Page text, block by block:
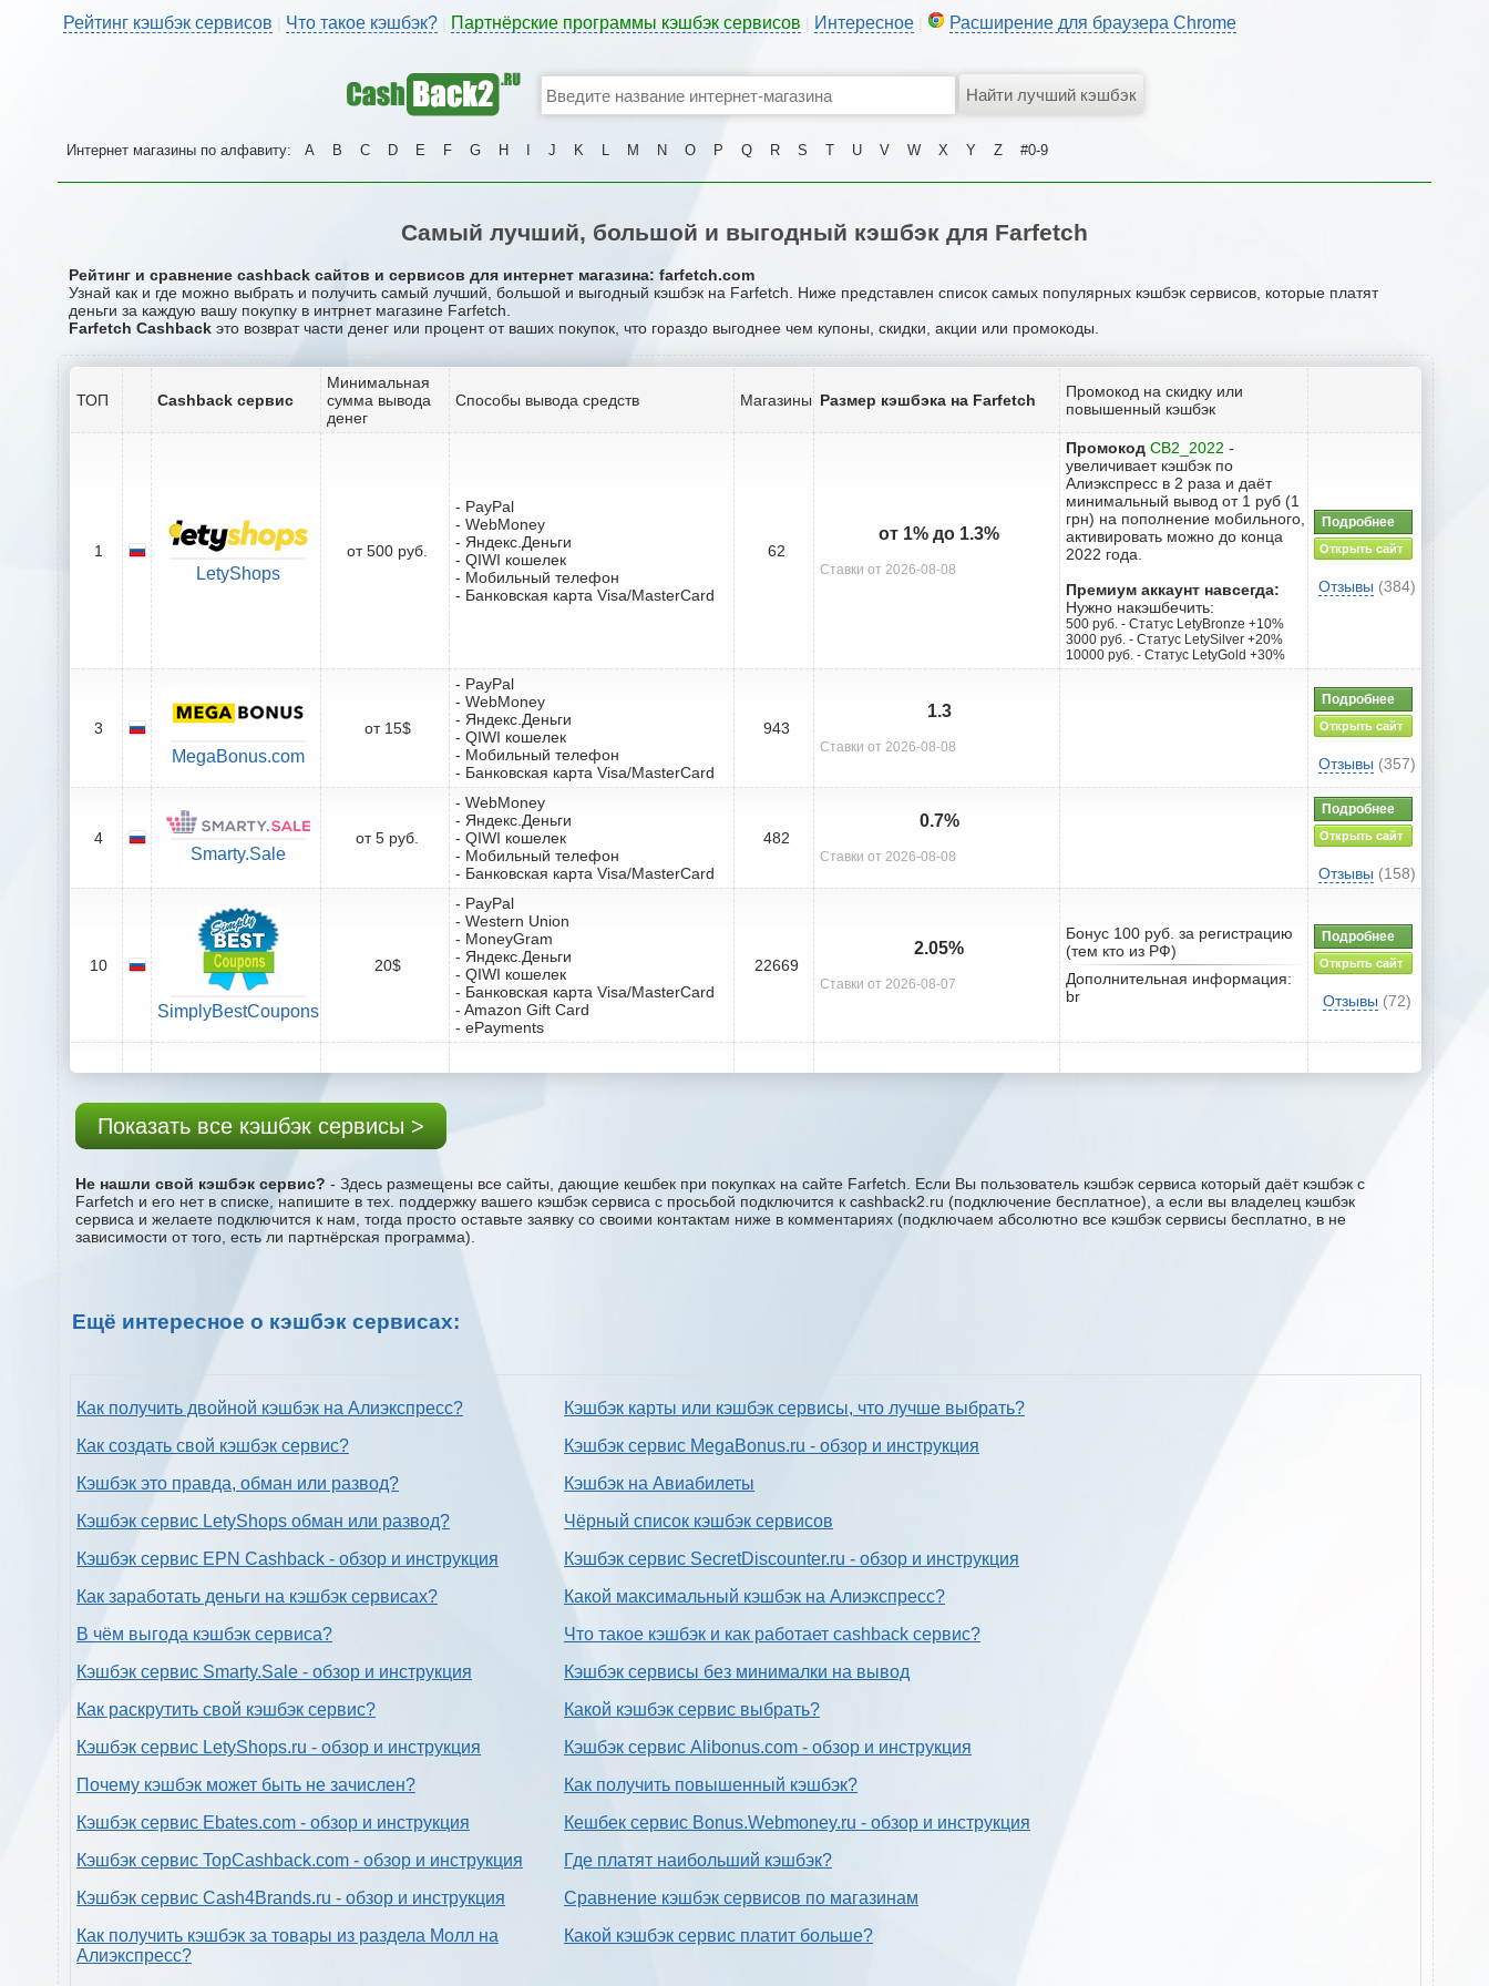
Рейтинг кэшбэк сервисов Что такое кэшбэк? Партнёрские программы кэшбэк сервисов Интересное Расширение для браузера Chrome
Интернет магазины по алфавиту: A B C D E F G H J K L M N O P Q R S T U V W X Y Z #0-9
Самый лучший, большой и выгодный кэшбэк для Farfetch
Рейтинг и сравнение cashback сайтов и сервисов для интернет магазина: farfetch.com
Узнай как и где можно выбрать и получить самый лучший, большой и выгодный кэшбэк на Farfetch. Ниже представлен список самых популярных кэшбэк сервисов, которые платят
деньги за каждую вашу покупку в интрнет магазине Farfetch.
Farfetch Cashback это возврат части денег или процент от ваших покупок, что гораздо выгоднее чем купоны, скидки, акции или промокоды.
ТОП Cashback сервис
Минимальная
сумма вывода
денег
Способы вывода средств Магазины Размер кэшбэка на Farfetch
Промокод на скидку или
повышенный кэшбэк
1
LetyShops
от 500 руб.
- PayPal
- WebMoney
- Яндекс.Деньги
- QIWI кошелек
- Мобильный телефон
- Банковская карта Visa/MasterCard
62
от 1% до 1.3%
Ставки от 2026-08-08
Промокод CB2_2022 -
увеличивает кэшбэк по
Алиэкспресс в 2 раза и даёт
минимальный вывод от 1 руб (1
грн) на пополнение мобильного,
активировать можно до конца
2022 года.
Премиум аккаунт навсегда:
Нужно накэшбечить:
500 руб. - Статус LetyBronze +10%
3000 руб. - Статус LetySilver +20%
10000 руб. - Статус LetyGold +30%
Подробнее
Открыть сайт
Отзывы (384)
3
MegaBonus.com
от 15$
- PayPal
- WebMoney
- Яндекс.Деньги
- QIWI кошелек
- Мобильный телефон
- Банковская карта Visa/MasterCard
943
1.3
Ставки от 2026-08-08
Подробнее
Открыть сайт
Отзывы (357)
4
Smarty.Sale
от 5 руб.
- WebMoney
- Яндекс.Деньги
- QIWI кошелек
- Мобильный телефон
- Банковская карта Visa/MasterCard
482
0.7%
Ставки от 2026-08-08
Подробнее
Открыть сайт
Отзывы (158)
10
SimplyBestCoupons
20$
- PayPal
- Western Union
- MoneyGram
- Яндекс.Деньги
- QIWI кошелек
- Банковская карта Visa/MasterCard
- Amazon Gift Card
- ePayments
22669
2.05%
Ставки от 2026-08-07
Бонус 100 руб. за регистрацию
(тем кто из РФ)
Дополнительная информация:
br
Подробнее
Открыть сайт
Отзывы (72)
Показать все кэшбэк сервисы >
Не нашли свой кэшбэк сервис? - Здесь размещены все сайты, дающие кешбек при покупках на сайте Farfetch. Если Вы пользователь кэшбэк сервиса который даёт кэшбэк с
Farfetch и его нет в списке, напишите в тех. поддержку вашего кэшбэк сервиса с проcьбой подключится к cashback2.ru (подключение бесплатное), а если вы владелец кэшбэк
сервиса и желаете подключится к нам, тогда просто оставьте заявку со своими контактам ниже в комментариях (подключаем абсолютно все кэшбэк сервисы бесплатно, в не
зависимости от того, есть ли партнёрская программа).
Ещё интересное о кэшбэк сервисах:
Как получить двойной кэшбэк на Алиэкспресс?
Как создать свой кэшбэк сервис?
Кэшбэк это правда, обман или развод?
Кэшбэк сервис LetyShops обман или развод?
Кэшбэк сервис EPN Cashback - обзор и инструкция
Как заработать деньги на кэшбэк сервисах?
В чём выгода кэшбэк сервиса?
Кэшбэк сервис Smarty.Sale - обзор и инструкция
Как раскрутить свой кэшбэк сервис?
Кэшбэк сервис LetyShops.ru - обзор и инструкция
Почему кэшбэк может быть не зачислен?
Кэшбэк сервис Ebates.com - обзор и инструкция
Кэшбэк сервис TopCashback.com - обзор и инструкция
Кэшбэк сервис Cash4Brands.ru - обзор и инструкция
Как получить кэшбэк за товары из раздела Молл на
Алиэкспресс?
Кэшбэк карты или кэшбэк сервисы, что лучше выбрать?
Кэшбэк сервис MegaBonus.ru - обзор и инструкция
Кэшбэк на Авиабилеты
Чёрный список кэшбэк сервисов
Кэшбэк сервис SecretDiscounter.ru - обзор и инструкция
Какой максимальный кэшбэк на Алиэкспресс?
Что такое кэшбэк и как работает cashback сервис?
Кэшбэк сервисы без минималки на вывод
Какой кэшбэк сервис выбрать?
Кэшбэк сервис Alibonus.com - обзор и инструкция
Как получить повышенный кэшбэк?
Кешбек сервис Bonus.Webmoney.ru - обзор и инструкция
Где платят наибольший кэшбэк?
Сравнение кэшбэк сервисов по магазинам
Какой кэшбэк сервис платит больше?